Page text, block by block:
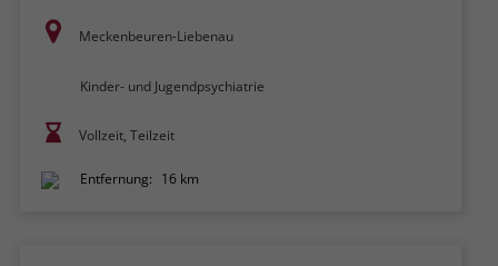
Meckenbeuren-Liebenau
Kinder- und Jugendpsychiatrie
Vollzeit, Teilzeit
Entfernung: 16 km